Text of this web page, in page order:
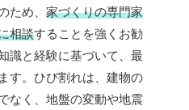
ため、 家づくりの専門家
相談することを強くお勧
識と経験に基づいて、最
す。ひび割れは、建物の
なく、地盤の変動や地震